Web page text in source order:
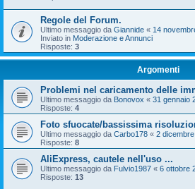
Regole del Forum.
Ultimo messaggio da Giannide « 14
Inviato in Moderazione e Annunci
Risposte: 3
Argomenti
Problemi nel caricamento delle
Ultimo messaggio da Bonovox « 31 gennaio
Risposte: 4
Foto sfuocate/bassissima
Ultimo messaggio da Carbo178 « 2
Risposte: 8
AliExpress, cautele nell'uso ...
Ultimo messaggio da Fulvio1987 « 6 ottobre
Risposte: 13